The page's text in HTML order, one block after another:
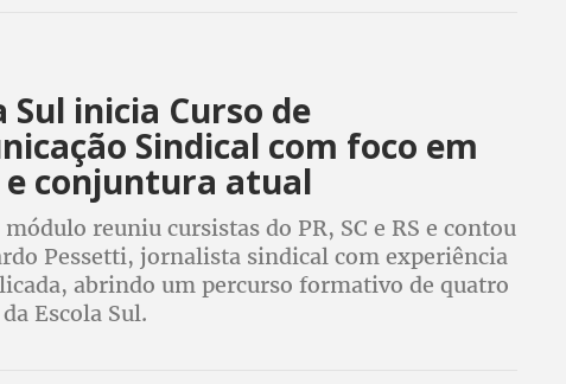
Sul inicia Curso de
Sindical com foco em
conjuntura atual
reuniu cursistas do PR, SC e RS e contou
Pessetti, jornalista sindical com experiência
abrindo um percurso formativo de quatro
Escola Sul.